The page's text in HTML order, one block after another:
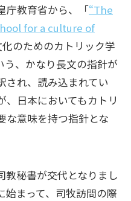
庁教育省から、「“The
for a culture of
化のためのカトリック学
う、かなり長文の指針が
され、読み込まれてい
、日本においてもカトリ
な意味を持つ指針とな
教秘書が交代となりまし
始まって、司牧訪問の際